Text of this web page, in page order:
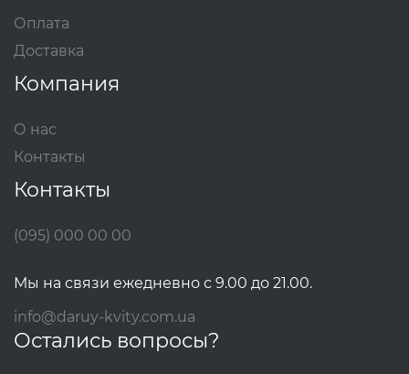
Оплата
Доставка
Компания
О нас
Контакты
Контакты
(095) 000 00 00
Мы на связи ежедневно с 9.00 до 21.00.
info@daruy-kvity.com.ua
Остались вопросы?